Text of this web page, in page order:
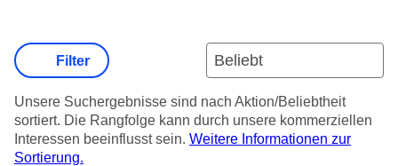
Unsere Suchergebnisse sind nach Aktion/Beliebtheit
sortiert. Die Rangfolge kann durch unsere kommerziellen
Interessen beeinflusst sein. Weitere Informationen zur
Sortierung.
Filter